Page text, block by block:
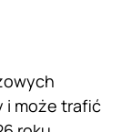
i może trafić